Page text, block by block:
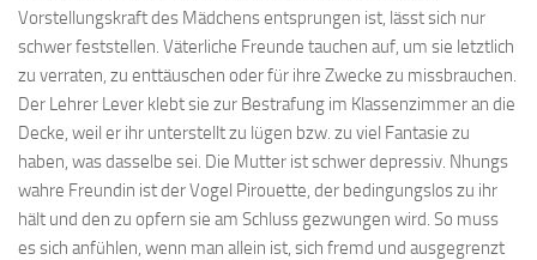
Vorstellungskraft des Mädchens entsprungen ist, lässt sich nur
schwer feststellen. Väterliche Freunde tauchen auf, um sie letztlich
zu verraten, zu enttäuschen oder für ihre Zwecke zu missbrauchen.
Der Lehrer Lever klebt sie zur Bestrafung im Klassenzimmer an die
Decke, weil er ihr unterstellt zu lügen bzw. zu viel Fantasie zu
haben, was dasselbe sei. Die Mutter ist schwer depressiv. Nhungs
wahre Freundin ist der Vogel Pirouette, der bedingungslos zu ihr
hält und den zu opfern sie am Schluss gezwungen wird. So muss
es sich anfühlen, wenn man allein ist, sich fremd und ausgegrenzt